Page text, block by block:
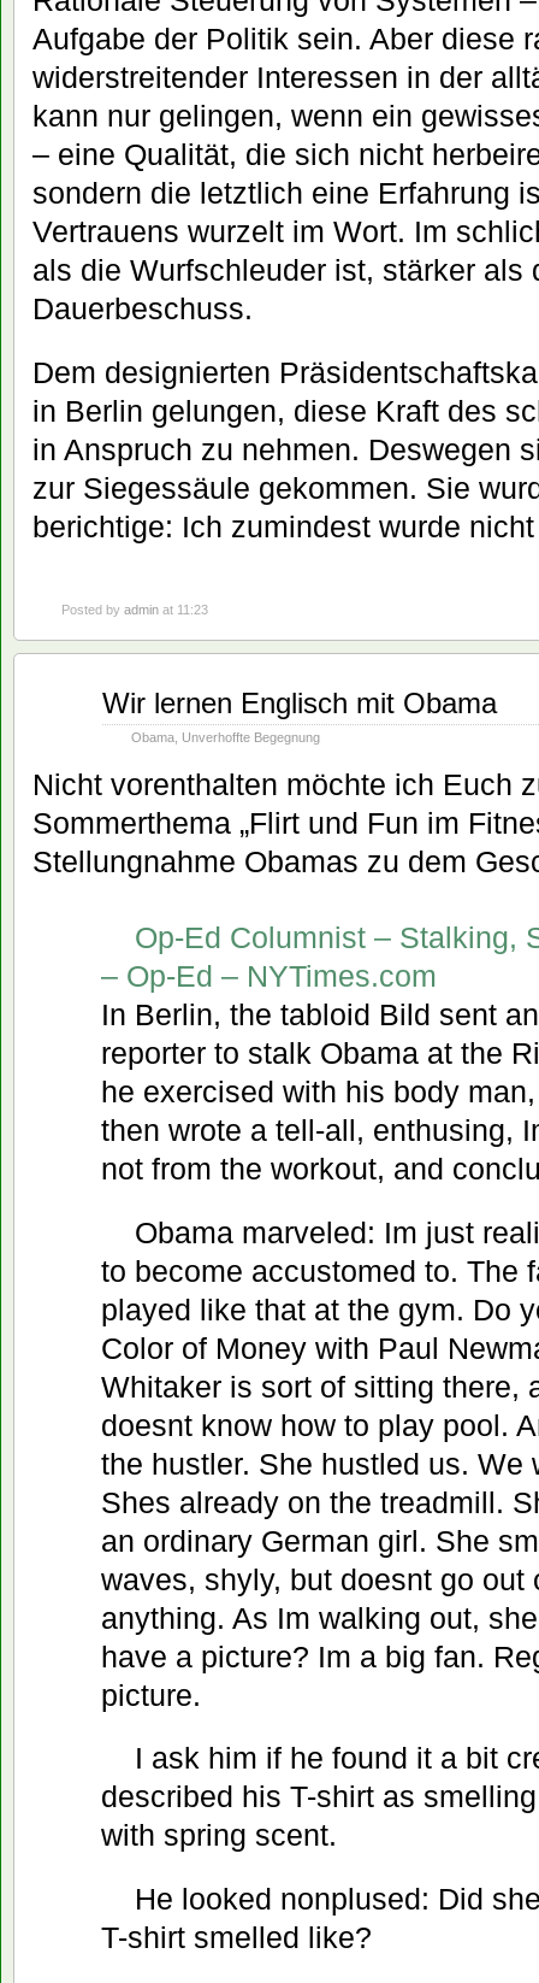
Aufgabe der Politik sein. Aber diese
widerstreitender Interessen in der
kann nur gelingen, wenn ein
– eine Qualität, die sich nicht
sondern die letztlich eine Erfahrung
Vertrauens wurzelt im Wort. Im
als die Wurfschleuder ist, stärker als
Dauerbeschuss.
Dem designierten
in Berlin gelungen, diese Kraft des
in Anspruch zu nehmen. Deswegen
zur Siegessäule gekommen. Sie
berichtige: Ich zumindest wurde
Posted by admin at 11:23
Wir lernen Englisch mit Obama
Obama Unverhoffte Begegnung
Nicht vorenthalten möchte ich Euch
Sommerthema „Flirt und Fun im
Stellungnahme Obamas zu dem
Op-Ed Columnist – Stalking,
– Op-Ed – NYTimes.com
In Berlin, the tabloid Bild sent
reporter to stalk Obama at the
he exercised with his body
then wrote a tell-all, enthusing,
not from the workout, and
Obama marveled: Im just
to become accustomed to. The
played like that at the gym. Do
Color of Money with Paul
Whitaker is sort of sitting there,
doesnt know how to play pool.
the hustler. She hustled us. We
Shes already on the treadmill.
an ordinary German girl. She
waves, shyly, but doesnt go
anything. As Im walking out,
have a picture? Im a big fan.
picture.
I ask him if he found it a bit
described his T-shirt as smelling
with spring scent.
He looked nonplused: Did
T-shirt smelled like?